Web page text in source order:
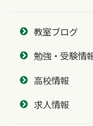
教室ブログ
勉強・受験情
高校情報
求人情報